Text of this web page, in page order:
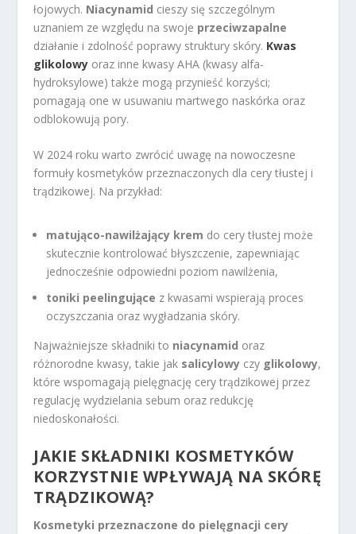
łojowych. Niacynamid cieszy się szczególnym
uznaniem ze względu na swoje przeciwzapalne
działanie i zdolność poprawy struktury skóry. Kwas
glikolowy oraz inne kwasy AHA (kwasy alfa-
hydroksylowe) także mogą przynieść korzyści;
pomagają one w usuwaniu martwego naskórka oraz
odblokowują pory.
W 2024 roku warto zwrócić uwagę na nowoczesne
formuły kosmetyków przeznaczonych dla cery tłustej i
trądzikowej. Na przykład:
matująco-nawilżający krem do cery tłustej może
skutecznie kontrolować błyszczenie, zapewniając
jednocześnie odpowiedni poziom nawilżenia,
toniki peelingujące z kwasami wspierają proces
oczyszczania oraz wygładzania skóry.
Najważniejsze składniki to niacynamid oraz
różnorodne kwasy, takie jak salicylowy czy glikolowy,
które wspomagają pielęgnację cery trądzikowej przez
regulację wydzielania sebum oraz redukcję
niedoskonałości.
JAKIE SKŁADNIKI KOSMETYKÓW
KORZYSTNIE WPŁYWAJĄ NA SKÓRĘ
TRĄDZIKOWĄ?
Kosmetyki przeznaczone do pielęgnacji cery